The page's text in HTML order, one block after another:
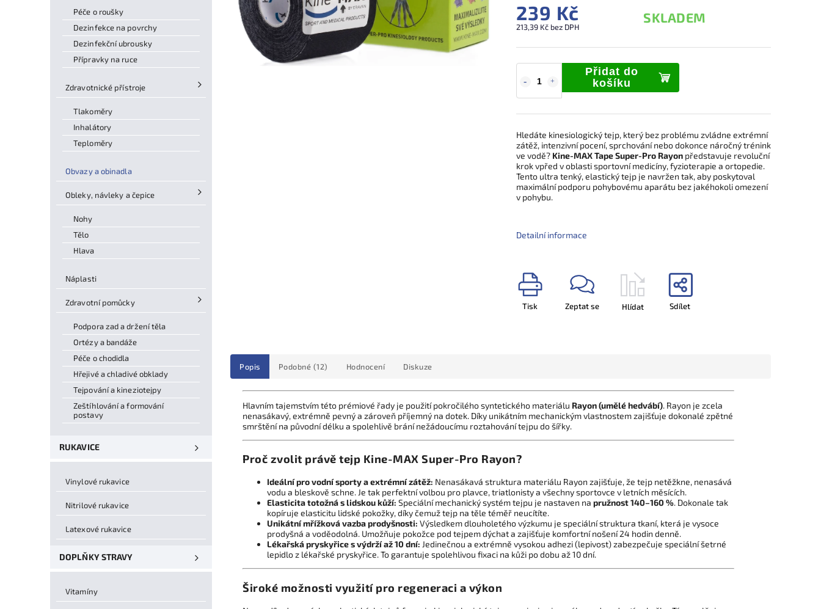
Péče o roušky
Dezinfekce na povrchy
Dezinfekční ubrousky
Přípravky na ruce
Zdravotnické přístroje
Tlakoměry
Inhalátory
Teploměry
Obvazy a obinadla
Obleky, návleky a čepice
Nohy
Tělo
Hlava
Náplasti
Zdravotní pomůcky
Podpora zad a držení těla
Ortézy a bandáže
Péče o chodidla
Hřejivé a chladivé obklady
Tejpování a kineziotejpy
Zeštíhlování a formování
postavy
RUKAVICE
Vinylové rukavice
Nitrilové rukavice
Latexové rukavice
DOPLŇKY STRAVY
Vitamíny
239 Kč
213,39 Kč bez DPH
SKLADEM
Přidat do
košíku
Hledáte kinesiologický tejp, který bez problému zvládne extrémní
zátěž, intenzivní pocení, sprchování nebo dokonce náročný trénink
ve vodě? Kine-MAX Tape Super-Pro Rayonpředstavuje revoluční
krok vpřed v oblasti sportovní medicíny, fyzioterapie a ortopedie.
Tento ultra tenký, elastický tejp je navržen tak, aby poskytoval
maximální podporu pohybovému aparátu bez jakéhokoli omezení
v pohybu.
Detailní informace
Tisk Zeptat se Hlídat Sdílet
Popis Podobné (12) Hodnocení Diskuze
Hlavním tajemstvím této prémiové řady je použití pokročilého syntetického materiálu Rayon (umělé hedvábí). Rayon je zcela
nenasákavý, extrémně pevný a zároveň příjemný na dotek. Díky unikátním mechanickým vlastnostem zajišťuje dokonalé zpětné
smrštění na původní délku a spolehlivě brání nežádoucímu roztahování tejpu do šířky.
Proč zvolit právě tejp Kine-MAX Super-Pro Rayon?
Ideální pro vodní sporty a extrémní zátěž: Nenasákavá struktura materiálu Rayon zajišťuje, že tejp netěžkne, nenasává
vodu a bleskově schne. Je tak perfektní volbou pro plavce, triatlonisty a všechny sportovce v letních měsících.
Elasticita totožná s lidskou kůží: Speciální mechanický systém tejpu je nastaven na pružnost 140–160 %. Dokonale tak
kopíruje elasticitu lidské pokožky, díky čemuž tejp na těle téměř neucítíte.
Unikátní mřížková vazba prodyšnosti: Výsledkem dlouholetého výzkumu je speciální struktura tkaní, která je vysoce
prodyšná a voděodolná. Umožňuje pokožce pod tejpem dýchat a zajišťuje komfortní nošení 24 hodin denně.
Lékařská pryskyřice s výdrží až 10 dní: Jedinečnou a extrémně vysokou adhezi (lepivost) zabezpečuje speciální šetrné
lepidlo z lékařské pryskyřice. To garantuje spolehlivou fixaci na kůži po dobu až 10 dní.
Široké možnosti využití pro regeneraci a výkon